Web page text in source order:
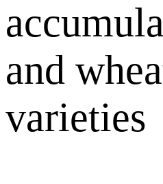
and
varieties